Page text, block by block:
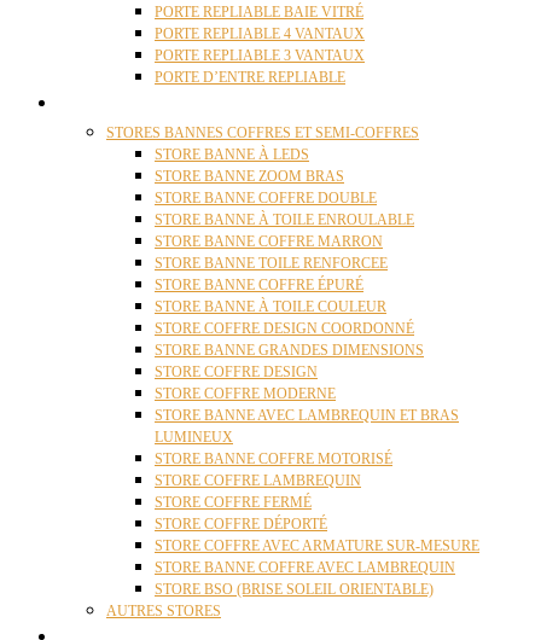
PORTE REPLIABLE BAIE VITRÉ
PORTE REPLIABLE 4 VANTAUX
PORTE REPLIABLE 3 VANTAUX
PORTE D’ENTRE REPLIABLE
STORES BANNES COFFRES ET SEMI-COFFRES
STORE BANNE À LEDS
STORE BANNE ZOOM BRAS
STORE BANNE COFFRE DOUBLE
STORE BANNE À TOILE ENROULABLE
STORE BANNE COFFRE MARRON
STORE BANNE TOILE RENFORCEE
STORE BANNE COFFRE ÉPURÉ
STORE BANNE À TOILE COULEUR
STORE COFFRE DESIGN COORDONNÉ
STORE BANNE GRANDES DIMENSIONS
STORE COFFRE DESIGN
STORE COFFRE MODERNE
STORE BANNE AVEC LAMBREQUIN ET BRAS
LUMINEUX
STORE BANNE COFFRE MOTORISÉ
STORE COFFRE LAMBREQUIN
STORE COFFRE FERMÉ
STORE COFFRE DÉPORTÉ
STORE COFFRE AVEC ARMATURE SUR-MESURE
STORE BANNE COFFRE AVEC LAMBREQUIN
STORE BSO (BRISE SOLEIL ORIENTABLE)
AUTRES STORES